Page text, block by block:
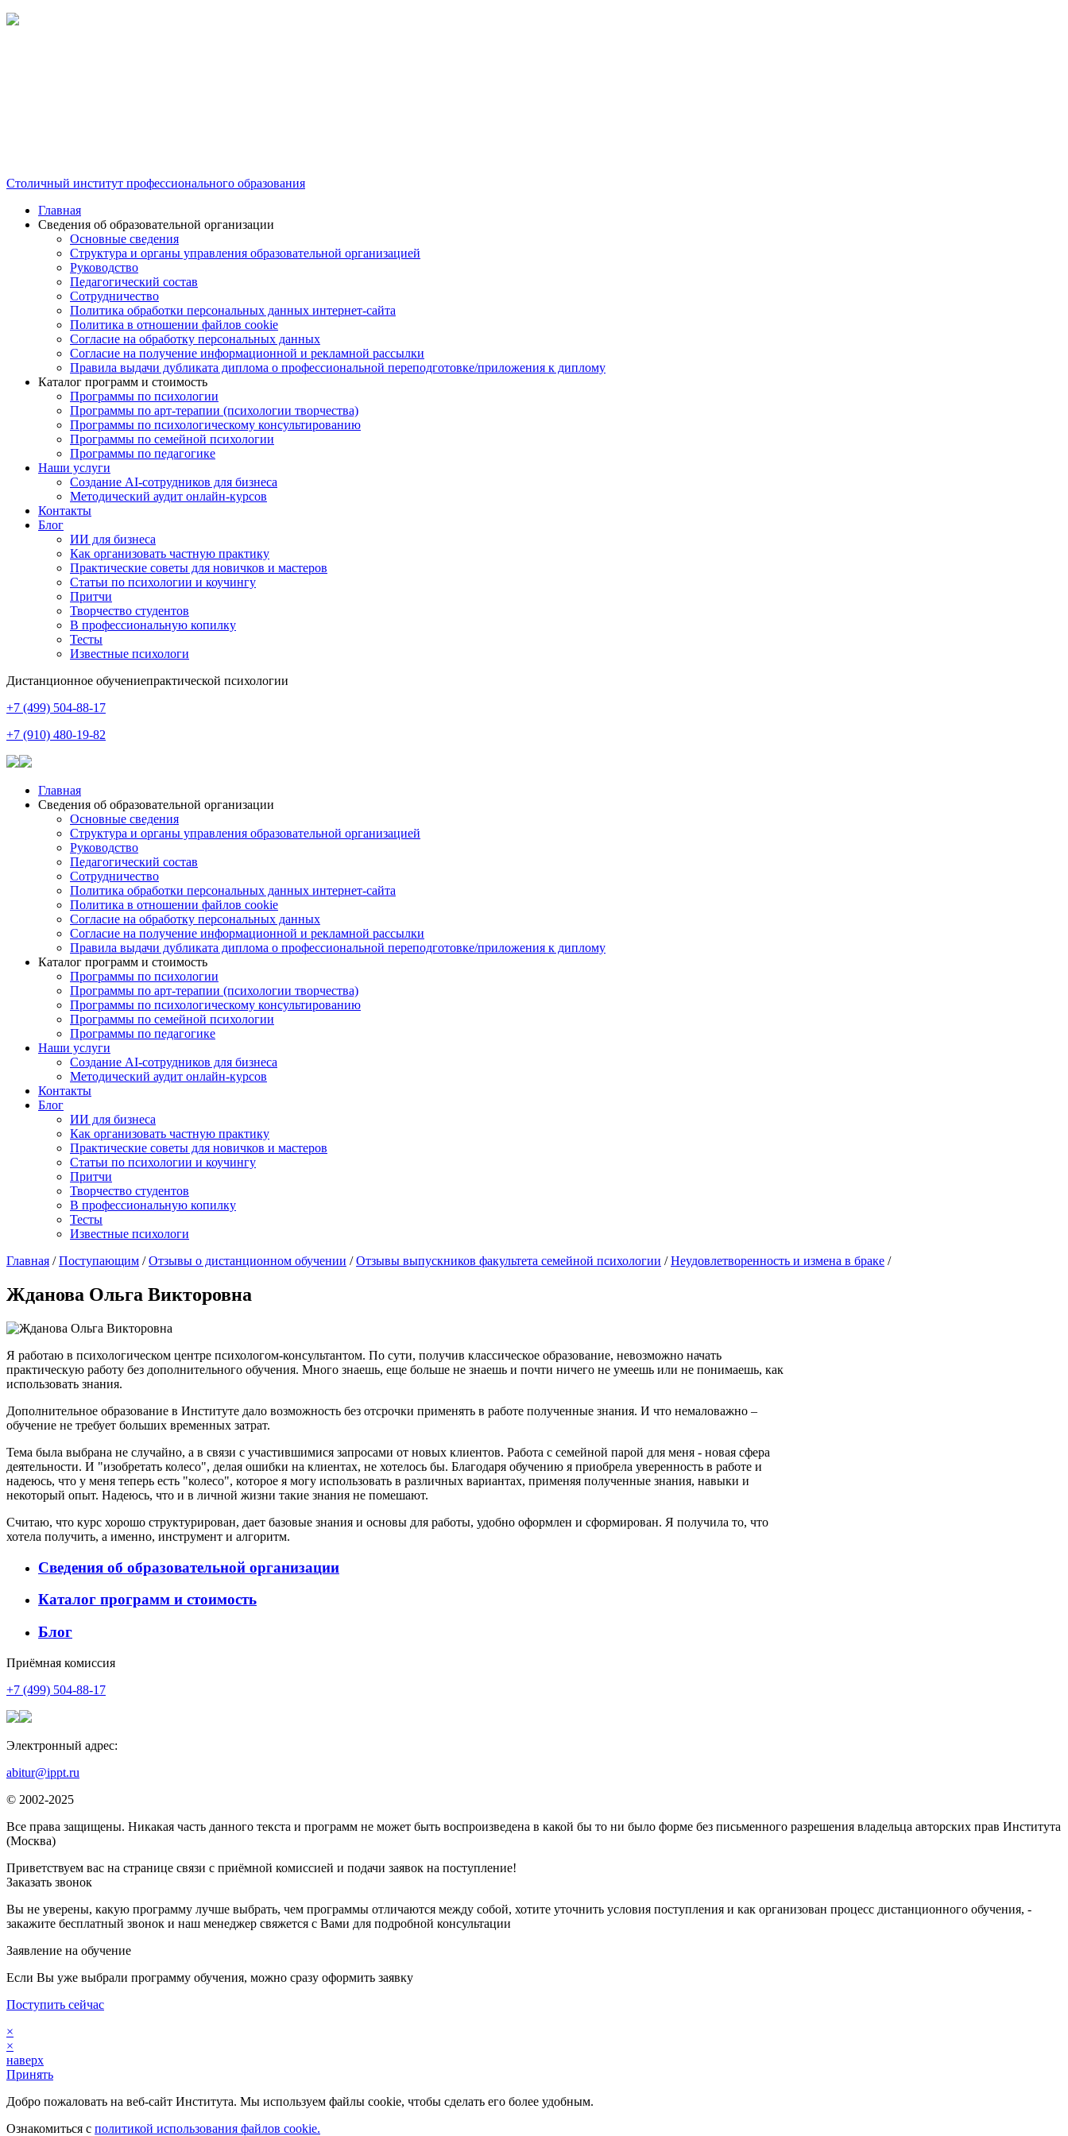
Столичный институт профессионального образования
Главная
Сведения об образовательной организации
Основные сведения
Структура и органы управления образовательной организацией
Руководство
Педагогический состав
Сотрудничество
Политика обработки персональных данных интернет-сайта
Политика в отношении файлов cookie
Согласие на обработку персональных данных
Согласие на получение информационной и рекламной рассылки
Правила выдачи дубликата диплома о профессиональной переподготовке/приложения к диплому
Каталог программ и стоимость
Программы по психологии
Программы по арт-терапии (психологии творчества)
Программы по психологическому консультированию
Программы по семейной психологии
Программы по педагогике
Наши услуги
Создание AI-сотрудников для бизнеса
Методический аудит онлайн-курсов
Контакты
Блог
ИИ для бизнеса
Как организовать частную практику
Практические советы для новичков и мастеров
Статьи по психологии и коучингу
Притчи
Творчество студентов
В профессиональную копилку
Тесты
Известные психологи
Дистанционное обучениепрактической психологии
+7 (499) 504-88-17
+7 (910) 480-19-82
Главная
Сведения об образовательной организации
Основные сведения
Структура и органы управления образовательной организацией
Руководство
Педагогический состав
Сотрудничество
Политика обработки персональных данных интернет-сайта
Политика в отношении файлов cookie
Согласие на обработку персональных данных
Согласие на получение информационной и рекламной рассылки
Правила выдачи дубликата диплома о профессиональной переподготовке/приложения к диплому
Каталог программ и стоимость
Программы по психологии
Программы по арт-терапии (психологии творчества)
Программы по психологическому консультированию
Программы по семейной психологии
Программы по педагогике
Наши услуги
Создание AI-сотрудников для бизнеса
Методический аудит онлайн-курсов
Контакты
Блог
ИИ для бизнеса
Как организовать частную практику
Практические советы для новичков и мастеров
Статьи по психологии и коучингу
Притчи
Творчество студентов
В профессиональную копилку
Тесты
Известные психологи
Главная /Поступающим /Отзывы о дистанционном обучении /Отзывы выпускников факультета семейной психологии /Неудовлетворенность и измена в браке /
Жданова Ольга Викторовна
Я работаю в психологическом центре психологом-консультантом. По сути, получив классическое образование, невозможно начать
практическую работу без дополнительного обучения. Много знаешь, еще больше не знаешь и почти ничего не умеешь или не понимаешь, как
использовать знания.
Дополнительное образование в Институте дало возможность без отсрочки применять в работе полученные знания. И что немаловажно –
обучение не требует больших временных затрат.
Тема была выбрана не случайно, а в связи с участившимися запросами от новых клиентов. Работа с семейной парой для меня - новая сфера
деятельности. И "изобретать колесо", делая ошибки на клиентах, не хотелось бы. Благодаря обучению я приобрела уверенность в работе и
надеюсь, что у меня теперь есть "колесо", которое я могу использовать в различных вариантах, применяя полученные знания, навыки и
некоторый опыт. Надеюсь, что и в личной жизни такие знания не помешают.
Считаю, что курс хорошо структурирован, дает базовые знания и основы для работы, удобно оформлен и сформирован. Я получила то, что
хотела получить, а именно, инструмент и алгоритм.
Сведения об образовательной организации
Каталог программ и стоимость
Блог
Приёмная комиссия
+7 (499) 504-88-17
Электронный адрес:
abitur@ippt.ru
© 2002-2025
Все права защищены. Никакая часть данного текста и программ не может быть воспроизведена в какой бы то ни было форме без письменного разрешения владельца авторских прав Института
(Москва)
Приветствуем вас на странице связи с приёмной комиссией и подачи заявок на поступление!
Заказать звонок
Вы не уверены, какую программу лучше выбрать, чем программы отличаются между собой, хотите уточнить условия поступления и как организован процесс дистанционного обучения, -
закажите бесплатный звонок и наш менеджер свяжется с Вами для подробной консультации
Заявление на обучение
Если Вы уже выбрали программу обучения, можно сразу оформить заявку
Поступить сейчас
×
×
наверх
Принять
Добро пожаловать на веб-сайт Института. Мы используем файлы cookie, чтобы сделать его более удобным.
Ознакомиться с политикой использования файлов cookie.